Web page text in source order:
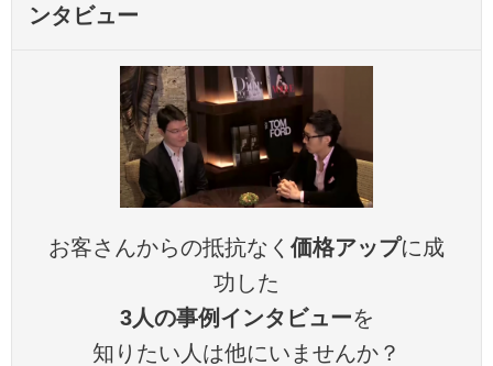
ンタビュー
お客さんからの抵抗なく 価格アップに成
功した
3人の事例インタビューを
知りたい人は他にいませんか？